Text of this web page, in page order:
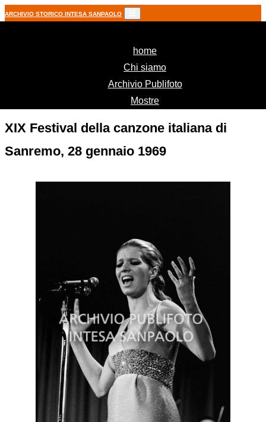
ARCHIVIO STORICO INTESA SANPAOLO
home(current)
Chi siamo
Archivio Publifoto
Mostre
XIX Festival della canzone italiana di
Sanremo, 28 gennaio 1969